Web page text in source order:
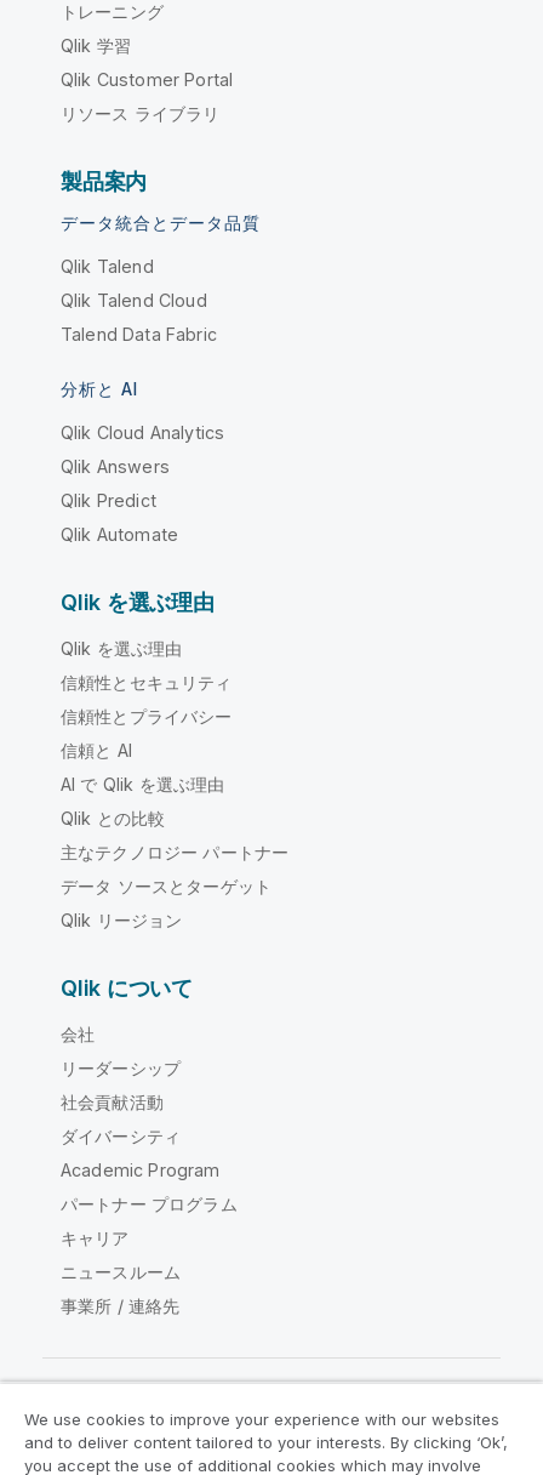
トレーニング
Qlik 学習
Qlik Customer Portal
リソース ライブラリ
製品案内
データ統合とデータ品質
Qlik Talend
Qlik Talend Cloud
Talend Data Fabric
分析と AI
Qlik Cloud Analytics
Qlik Answers
Qlik Predict
Qlik Automate
Qlik を選ぶ理由
Qlik を選ぶ理由
信頼性とセキュリティ
信頼性とプライバシー
信頼と AI
AI で Qlik を選ぶ理由
Qlik との比較
主なテクノロジー パートナー
データ ソースとターゲット
Qlik リージョン
Qlik について
会社
リーダーシップ
社会貢献活動
ダイバーシティ
Academic Program
パートナー プログラム
キャリア
ニュースルーム
事業所 / 連絡先
Qlik コミュニティ
We use cookies to improve your experience with our websites
and to deliver content tailored to your interests. By clicking ‘Ok’,
you accept the use of additional cookies which may involve